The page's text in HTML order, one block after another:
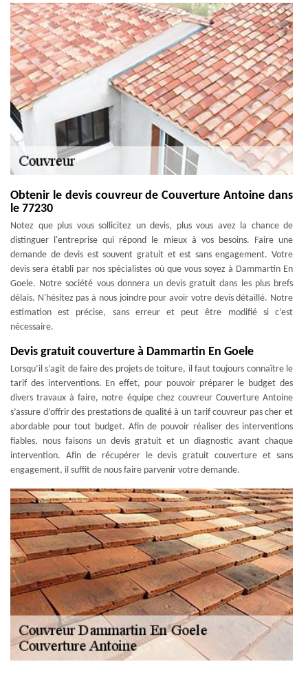
Obtenir le devis couvreur de Couverture Antoine dans
le 77230
Notez que plus vous sollicitez un devis, plus vous avez la chance de
distinguer l'entreprise qui répond le mieux à vos besoins. Faire une
demande de devis est souvent gratuit et est sans engagement. Votre
devis sera établi par nos spécialistes où que vous soyez à Dammartin En
Goele. Notre société vous donnera un devis gratuit dans les plus brefs
délais. N'hésitez pas à nous joindre pour avoir votre devis détaillé. Notre
estimation est précise, sans erreur et peut être modifié si c’est
nécessaire.
Devis gratuit couverture à Dammartin En Goele
Lorsqu’il s’agit de faire des projets de toiture, il faut toujours connaître le
tarif des interventions. En effet, pour pouvoir préparer le budget des
divers travaux à faire, notre équipe chez couvreur Couverture Antoine
s’assure d’offrir des prestations de qualité à un tarif couvreur pas cher et
abordable pour tout budget. Afin de pouvoir réaliser des interventions
fiables, nous faisons un devis gratuit et un diagnostic avant chaque
intervention. Afin de récupérer le devis gratuit couverture et sans
engagement, il suffit de nous faire parvenir votre demande.